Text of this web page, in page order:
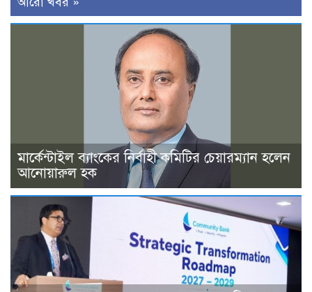
মার্কেন্টাইল ব্যাংকের নির্বাহী কমিটির চেয়ারম্যান হলেন
আনোয়ারুল হক